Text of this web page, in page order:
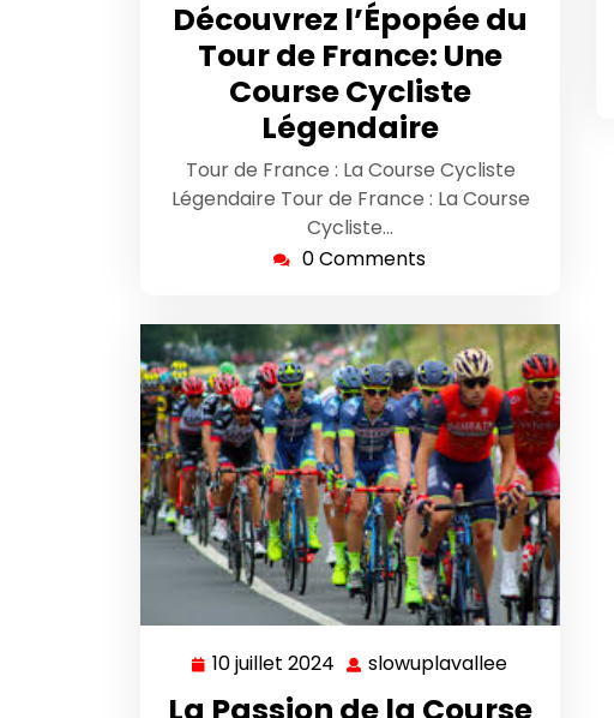
2025
Découvrez l’Épopée du
Tour de France: Une
Course Cycliste
Légendaire
Tour de France : La Course Cycliste
Légendaire Tour de France : La Course
Cycliste…
0 Comments
10 juillet 2024 10
juillet
slowuplavallee